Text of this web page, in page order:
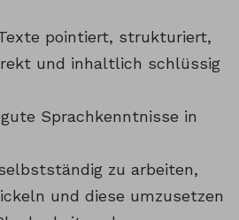
pointiert, strukturiert,
und inhaltlich schlüssig
Sprachkenntnisse in
zu arbeiten,
und diese umzusetzen